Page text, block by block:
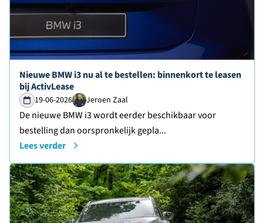
Lees verder over
Nieuwe BMW i3 nu al te bestellen: binnenkort te leasen
bij ActivLease
19-06-2026 Jeroen Zaal
De nieuwe BMW i3 wordt eerder beschikbaar voor
bestelling dan oorspronkelijk gepla...
Lees verder